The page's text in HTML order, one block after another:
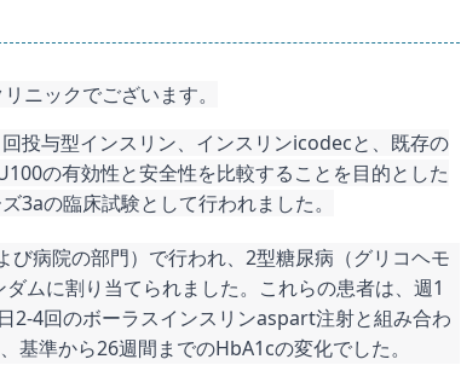
ニックでございます。
投与型インスリン、インスリンicodecと、既存の
の有効性と安全性を比較することを目的とした
3aの臨床試験として行われました。
病院の部門）で行われ、2型糖尿病（グリコヘモ
ムに割り当てられました。これらの患者は、週1
4回のボーラスインスリンaspart注射と組み合わ
準から26週間までのHbA1cの変化でした。